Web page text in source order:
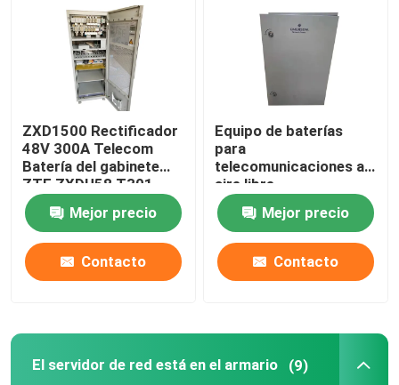
ZXD1500 Rectificador
48V 300A Telecom
Batería del gabinete
ZTE ZXDU58 T301
Mejor precio
Contacto
Equipo de baterías
para
telecomunicaciones al
aire libre
EPC4860/1800-FA31
IP55
Mejor precio
Contacto
El servidor de red está en el armario (9)